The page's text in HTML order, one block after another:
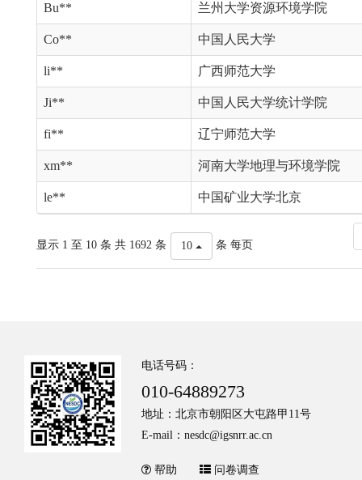
Bu** 兰州大学资源环境学院
Co** 中国人民大学
li** 广西师范大学
Ji** 中国人民大学统计学院
fi** 辽宁师范大学
xm** 河南大学地理与环境学院
le** 中国矿业大学北京
显示 1 至 10 条 共 1692 条 10 条 每页
电话号码：
010-64889273
地址：北京市朝阳区大屯路甲11号
E-mail：nesdc@igsnrr.ac.cn
帮助 问卷调查